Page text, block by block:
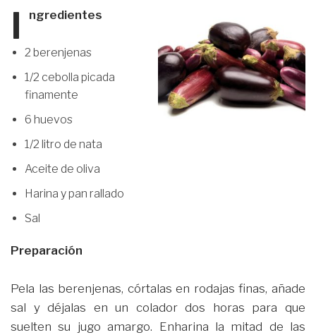
I ngredientes
2 berenjenas
1/2 cebolla picada
finamente
6 huevos
1/2 litro de nata
Aceite de oliva
Harina y pan rallado
Sal
Preparación
Pela las berenjenas, córtalas en rodajas finas, añade
sal y déjalas en un colador dos horas para que
suelten su jugo amargo. Enharina la mitad de las